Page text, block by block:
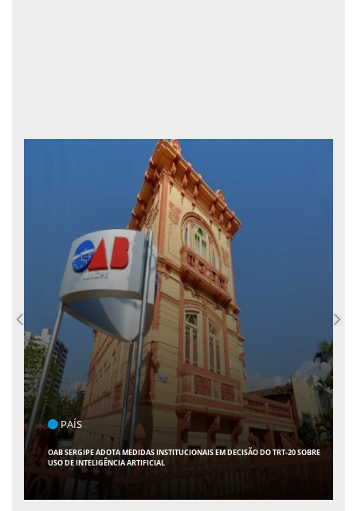
POLÍTICA
FLÁVIO CONFIRMA 47 APOIOS AO SENADO; VEJA QUAIS SÃO OS NOMES